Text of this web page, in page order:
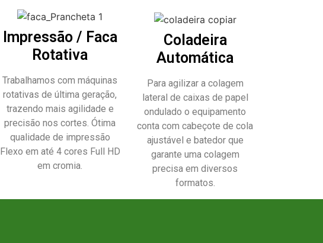
Impressão / Faca
Rotativa
Trabalhamos com máquinas
rotativas de última geração,
trazendo mais agilidade e
precisão nos cortes. Ótima
qualidade de impressão
Flexo em até 4 cores Full HD
em cromia.
Coladeira
Automática
Para agilizar a colagem
lateral de caixas de papel
ondulado o equipamento
conta com cabeçote de cola
ajustável e batedor que
garante uma colagem
precisa em diversos
formatos.